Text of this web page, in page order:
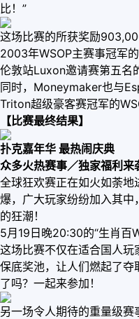
比！”
这场比赛的所获奖励
2003年WSOP主赛事冠军
伦敦站Luxon邀请赛第五名
同时，Moneymaker也与
Triton超级豪客赛冠军的
【比赛最终结果】
扑克嘉年华 最热闹庆典
众多火热赛事／独家福利来
全球狂欢赛正在如火如荼
爆，广大玩家纷纷加入其
的狂潮！
5月19日晚20:30的“生肖百
这场比赛不仅在适合国人
保底奖池，让人们燃起了
了吗？一起来参加！
另一场令人期待的重量级